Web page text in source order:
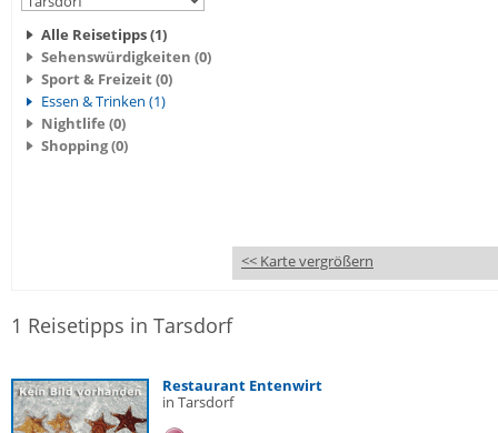
Alle Reisetipps (1)
Sehenswürdigkeiten (0)
Sport & Freizeit (0)
Essen & Trinken (1)
Nightlife (0)
Shopping (0)
<< Karte vergrößern
1 Reisetipps in Tarsdorf
Restaurant Entenwirt
in Tarsdorf